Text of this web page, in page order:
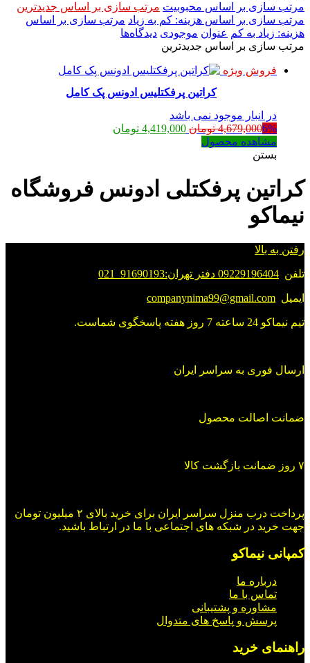
مرتب سازی بر اساس محبوبیت مرتب سازی بر اساس جدیدترین
مرتب سازی بر اساس هزینه: کم به زیاد مرتب سازی بر اساس
هزینه: زیاد به کم عنوان موجودی دیدگاه‌ها
مرتب سازی بر اساس جدیدترین
فروش ویژه
کراتین پرفکتلیس ادونس پک کامل
در انبار موجود نمی باشد
6%
4,679,000 تومان قیمت
4,419,000 تومان
مشاهده محصول
بستن
کراتین پرفکتلی ادونس فروشگاه
نیماکو
رفتن به بالا
تلفن 09229196404 دفتر تهران:91690193_021
ایمیل companynima99@gmail.com
تیم نیماکو 24 ساعته 7 روز هفته پاسخگوی شماست.
ارسال فوری به سراسر ایران
ضمانت اصالت محصول
۷ روز ضمانت بازگشت کالا
پرداخت درب منزل سراسر ایران برای خرید بالای ۲ میلیون تومان
جهت خرید در شبکه های اجتماعی با ما در ارتباط باشید.
کمپانی نیماکو
درباره ما
تماس با ما
مشاوره و پشتیبانی
پرسش و پاسخ های متدوال
راهنمای خرید